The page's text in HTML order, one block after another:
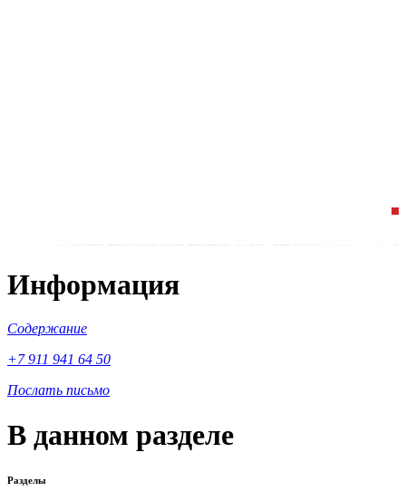
Информация
Содержание
+7 911 941 64 50
Послать письмо
В данном разделе
Разделы